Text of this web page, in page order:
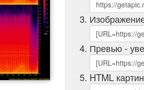
Превью -
HTML